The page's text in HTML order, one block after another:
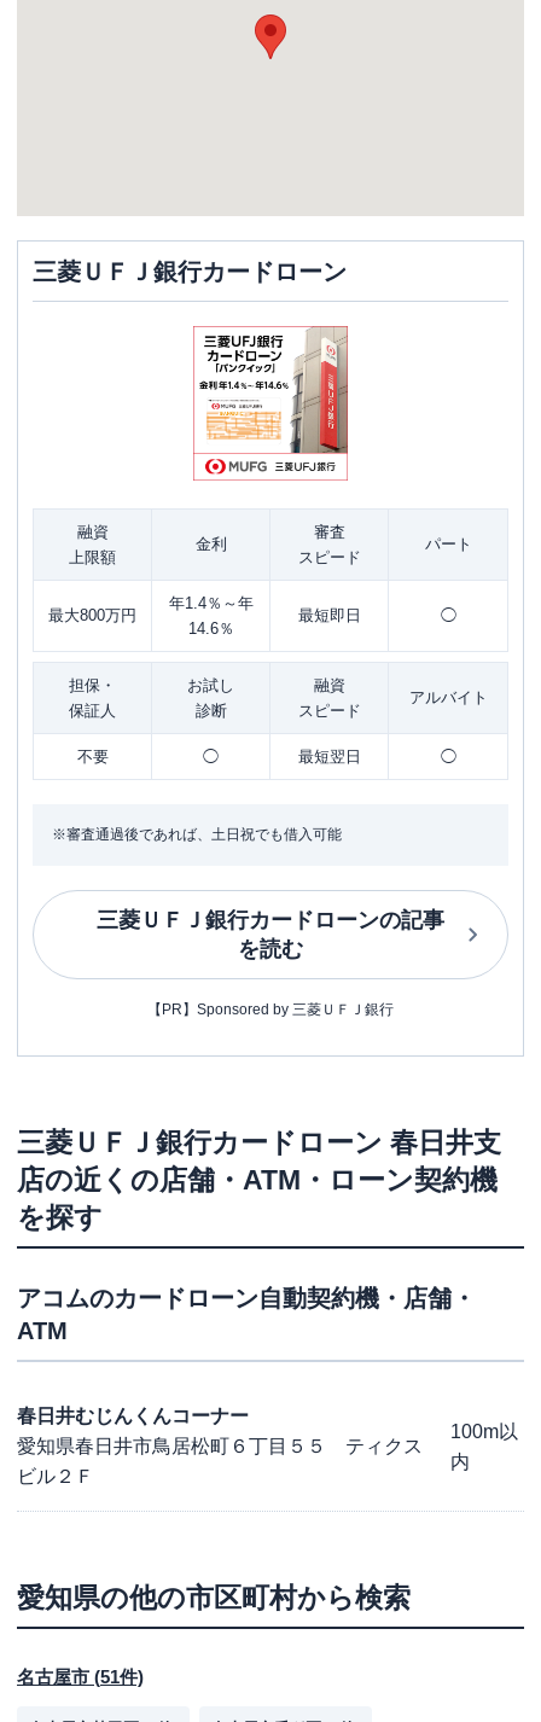
三菱ＵＦＪ銀行カードローン
融資
上限額
金利
審査
スピード
パート
最大800万円
年1.4％～年
14.6％
最短即日 ◯
担保・
保証人
お試し
診断
融資
スピード
アルバイト
不要 ◯ 最短翌日 ◯
※審査通過後であれば、土日祝でも借入可能
三菱ＵＦＪ銀行カードローンの記事
を読む
【PR】Sponsored by 三菱ＵＦＪ銀行
三菱ＵＦＪ銀行カードローン 春日井支
店の近くの店舗・ATM・ローン契約機
を探す
アコムのカードローン自動契約機・店舗・
ATM
春日井むじんくんコーナー
愛知県春日井市鳥居松町６丁目５５ ティクス
ビル２Ｆ
100m以
内
愛知県の他の市区町村から検索
名古屋市 (51件)